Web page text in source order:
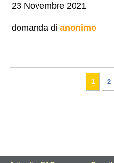
23 Novembre 2021
domanda di anonimo
1 2